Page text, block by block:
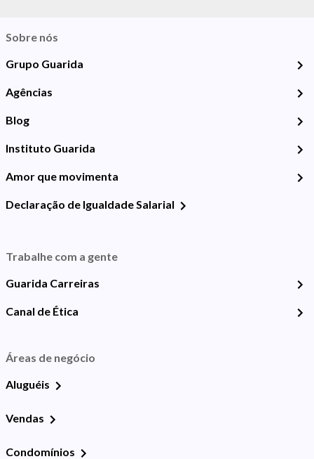
Sobre nós
Grupo Guarida
Agências
Blog
Instituto Guarida
Amor que movimenta
Declaração de Igualdade Salarial
Trabalhe com a gente
Guarida Carreiras
Canal de Ética
Áreas de negócio
Aluguéis
Vendas
Condomínios